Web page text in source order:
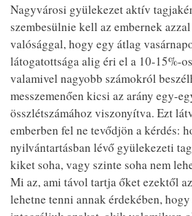
Nagyvárosi gyülekezet aktív
szembesülnie kell az embernek
valósággal, hogy egy átlag
látogatottsága alig éri el a 10-15%-
valamivel nagyobb számokról
messzemenően kicsi az arány egy-
összlétszámához viszonyítva. Ezt
emberben fel ne tevődjön a kérdés:
nyilvántartásban lévő gyülekezeti
kiket soha, vagy szinte soha nem
Mi az, ami távol tartja őket ezektől
lehetne tenni annak érdekében,